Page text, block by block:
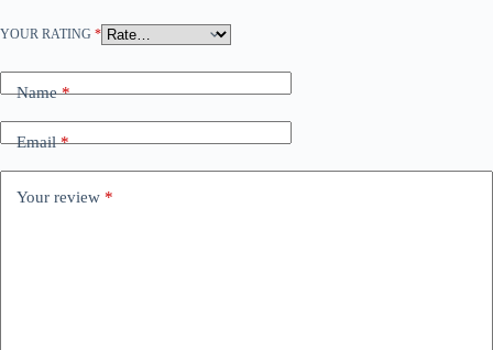
YOUR RATING *
Name*
Email*
Your review *